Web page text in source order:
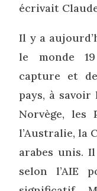
écrivait
Il y a
le monde
capture et
pays, à savoir
Norvège, les
l’Australie, la
arabes unis.
selon l’AIE